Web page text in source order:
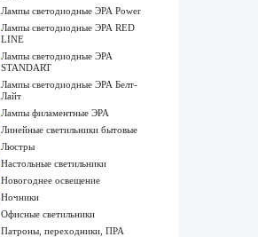
Лампы светодиодные ЭРА Power
Лампы светодиодные ЭРА RED
LINE
Лампы светодиодные ЭРА
STANDART
Лампы светодиодные ЭРА Белт-
Лайт
Лампы филаментные ЭРА
Линейные светильники бытовые
Люстры
Настольные светильники
Новогоднее освещение
Ночники
Офисные светильники
Патроны, переходники, ПРА